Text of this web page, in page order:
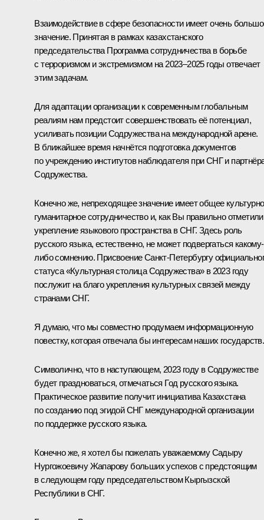
Взаимодействие в сфере безопасности имеет очень
значение. Принятая в рамках казахстанского
председательства Программа сотрудничества в борьбе
с терроризмом и экстремизмом на 2023–2025 годы отвечает
этим задачам.
Для адаптации организации к современным глобальным
реалиям нам предстоит совершенствовать её потенциал,
усиливать позиции Содружества на международной арене.
В ближайшее время начнётся подготовка документов
по учреждению институтов наблюдателя при СНГ и
Содружества.
Конечно же, непреходящее значение имеет общее
гуманитарное сотрудничество и, как Вы правильно
укрепление языкового пространства в СНГ. Здесь роль
русского языка, естественно, не может подвергаться какому-
либо сомнению. Присвоение Санкт-Петербургу
статуса «Культурная столица Содружества» в 2023 году
послужит на благо укрепления культурных связей между
странами СНГ.
Я думаю, что мы совместно продумаем информационную
повестку, которая отвечала бы интересам наших государств.
Символично, что в наступающем, 2023 году в Содружестве
будет праздноваться, отмечаться Год русского языка.
Практическое развитие получит инициатива Казахстана
по созданию под эгидой СНГ международной организации
по поддержке русского языка.
Конечно же, я хотел бы пожелать уважаемому Садыру
Нургожоевичу Жапарову больших успехов с предстоящим
в следующем году председательством Кыргызской
Республики в СНГ.